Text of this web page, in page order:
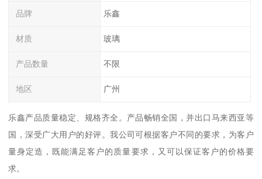
品牌 乐鑫
材质 玻璃
产品数量 不限
地区 广州
乐鑫产品质量稳定、规格齐全。产品畅销全国，并出口马来西亚等
国，深受广大用户的好评。我公司可根据客户不同的要求，为客户
量身定造，既能满足客户的质量要求，又可以保证客户的价格要
求。